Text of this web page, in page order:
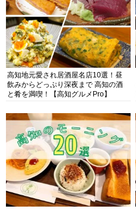
高知地元愛され居酒屋名店10選！昼
飲みからどっぷり深夜まで 高知の酒
と肴を満喫！【高知グルメPro】